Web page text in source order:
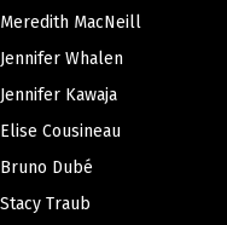
Meredith MacNeill
Jennifer Whalen
Jennifer Kawaja
Elise Cousineau
Bruno Dubé
Stacy Traub